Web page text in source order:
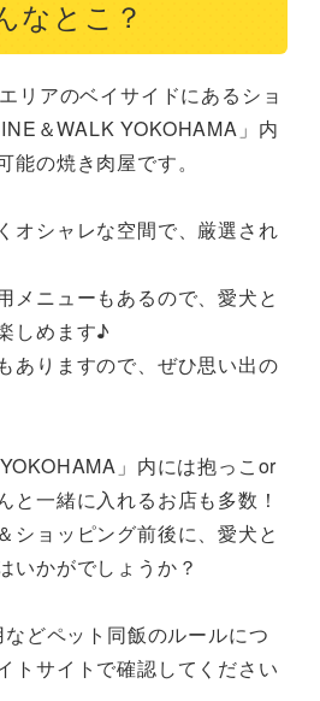
なとこ？
リアのベイサイドにあるショ
＆WALK YOKOHAMA」内
能の焼き肉屋です。
オシャレな空間で、厳選され
メニューもあるので、愛犬と
しめます♪
ありますので、ぜひ思い出の
」内には抱っこor
と一緒に入れるお店も多数！
ショッピング前後に、愛犬と
いかがでしょうか？
どペット同飯のルールにつ
トサイトで確認してください